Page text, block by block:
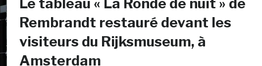
Le tableau « La Ronde de nuit » de
Rembrandt restauré devant les
visiteurs du Rijksmuseum, à
Amsterdam